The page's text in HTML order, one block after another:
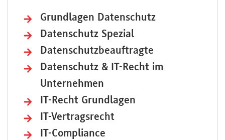
Grundlagen Datenschutz
Datenschutz Spezial
Datenschutzbeauftragte
Datenschutz & IT-Recht im
Unternehmen
IT-Recht Grundlagen
IT-Vertragsrecht
IT-Compliance